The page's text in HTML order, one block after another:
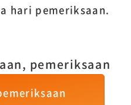
hari pemeriksaan.
pemeriksaan